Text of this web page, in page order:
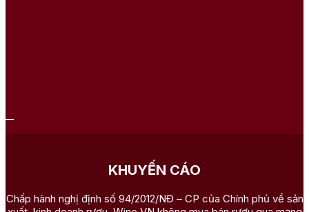
KHUYẾN CÁO
Chấp hành nghị định số 94/2012/NĐ – CP của Chính phủ về sản